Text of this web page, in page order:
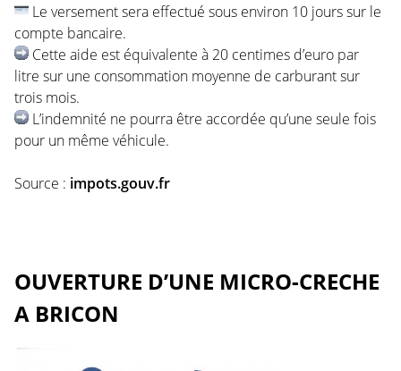
Le versement sera effectué sous environ 10 jours sur le
compte bancaire.
Cette aide est équivalente à 20 centimes d’euro par
litre sur une consommation moyenne de carburant sur
trois mois.
L’indemnité ne pourra être accordée qu’une seule fois
pour un même véhicule.
Source : impots.gouv.fr
OUVERTURE D’UNE MICRO-CRECHE
A BRICON